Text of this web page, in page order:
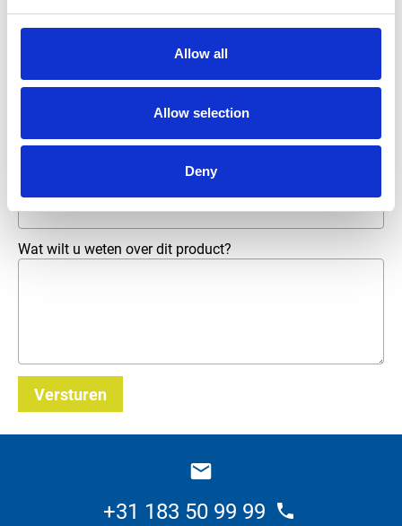
Allow all
Allow selection
Deny
Wat wilt u weten over dit product?
Versturen
+31 183 50 99 99